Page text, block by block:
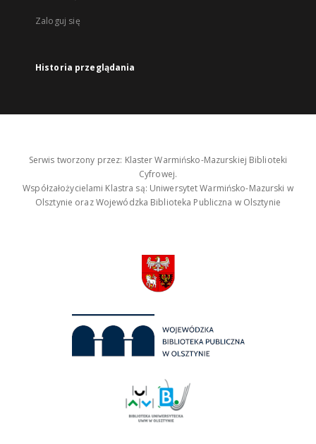
Zaloguj się
Historia przeglądania
Serwis tworzony przez: Klaster Warmińsko-Mazurskiej Biblioteki
Cyfrowej.
Współzałożycielami Klastra są: Uniwersytet Warmińsko-Mazurski w
Olsztynie oraz Wojewódzka Biblioteka Publiczna w Olsztynie